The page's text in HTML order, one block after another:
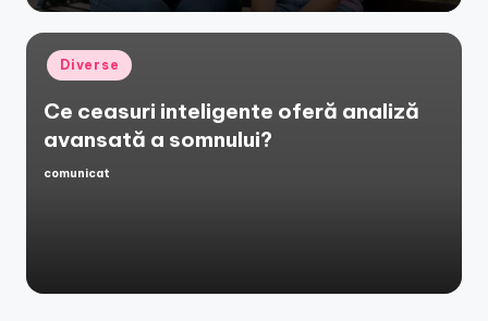
Posted
in
Diverse
Ce ceasuri inteligente oferă analiză
avansată a somnului?
Posted
comunicat